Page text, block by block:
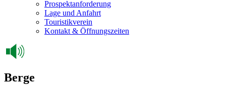
Prospektanforderung
Lage und Anfahrt
Touristikverein
Kontakt & Öffnungszeiten
Berge